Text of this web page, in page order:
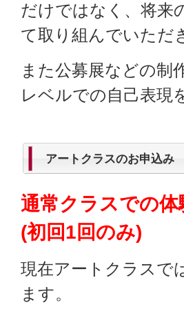
だけではなく、将来
て取り組んでいただ
また公募展などの制
レベルでの自己表現
アートクラスのお申込み
通常クラスでの体
(初回1回のみ)
現在アートクラスで
ます。